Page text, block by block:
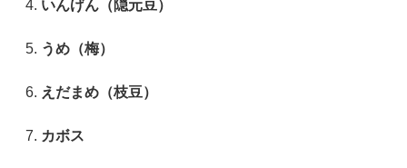
いんげん（隠元豆）
うめ（梅）
えだまめ（枝豆）
カボス